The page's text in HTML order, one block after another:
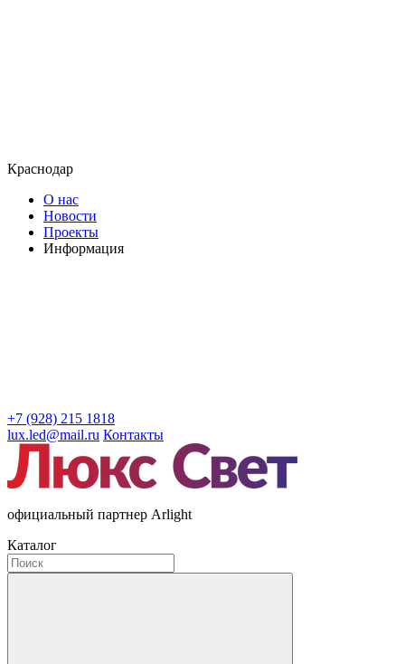
Краснодар
О нас
Новости
Проекты
Информация
+7 (928) 215 1818
lux.led@mail.ru Контакты
официальный партнер Arlight
Каталог